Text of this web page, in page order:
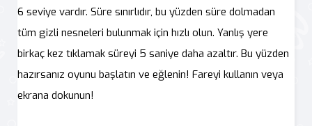
6 seviye vardır. Süre sınırlıdır, bu yüzden süre dolmadan
tüm gizli nesneleri bulunmak için hızlı olun. Yanlış yere
birkaç kez tıklamak süreyi 5 saniye daha azaltır. Bu yüzden
hazırsanız oyunu başlatın ve eğlenin! Fareyi kullanın veya
ekrana dokunun!